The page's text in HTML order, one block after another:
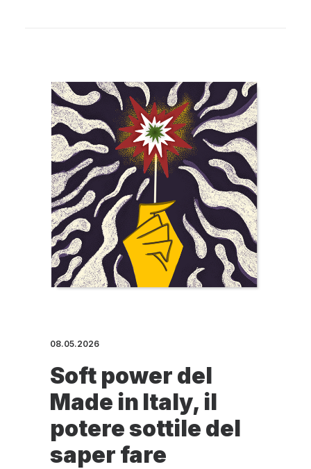
08.05.2026
Soft power del
Made in Italy, il
potere sottile del
saper fare